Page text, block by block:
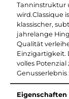
Tanninstruktur
wird.Classique
klassischer,
jahrelange
Qualität
Einzigartigkeit.
volles
Genusserlebnis
Eigenschaften